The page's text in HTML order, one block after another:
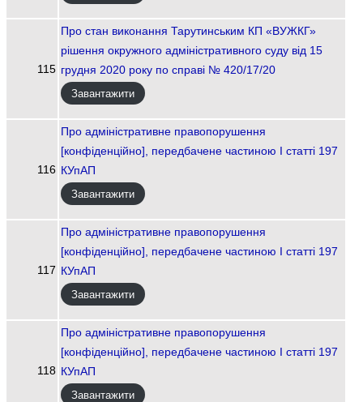
115
Про стан виконання Тарутинським КП «ВУЖКГ»
рішення окружного адміністративного суду від 15
грудня 2020 року по справі № 420/17/20
Завантажити
116
Про адміністративне правопорушення
[конфіденційно], передбачене частиною І статті 197
КУпАП
Завантажити
117
Про адміністративне правопорушення
[конфіденційно], передбачене частиною І статті 197
КУпАП
Завантажити
118
Про адміністративне правопорушення
[конфіденційно], передбачене частиною І статті 197
КУпАП
Завантажити